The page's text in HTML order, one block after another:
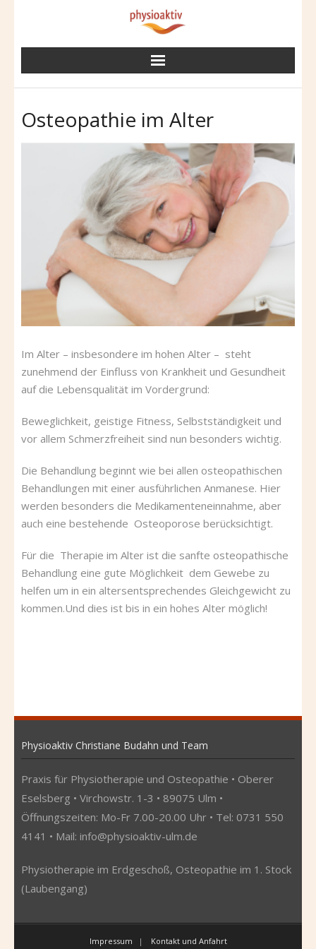
Osteopathie im Alter
Im Alter – insbesondere im hohen Alter – steht
zunehmend der Einfluss von Krankheit und Gesundheit
auf die Lebensqualität im Vordergrund:
Beweglichkeit, geistige Fitness, Selbstständigkeit und
vor allem Schmerzfreiheit sind nun besonders wichtig.
Die Behandlung beginnt wie bei allen osteopathischen
Behandlungen mit einer ausführlichen Anmanese. Hier
werden besonders die Medikamenteneinnahme, aber
auch eine bestehende Osteoporose berücksichtigt.
Für die Therapie im Alter ist die sanfte osteopathische
Behandlung eine gute Möglichkeit dem Gewebe zu
helfen um in ein altersentsprechendes Gleichgewicht zu
kommen.Und dies ist bis in ein hohes Alter möglich!
Physioaktiv Christiane Budahn und Team
Praxis für Physiotherapie und Osteopathie • Oberer
Eselsberg • Virchowstr. 1-3 • 89075 Ulm •
Öffnungszeiten: Mo-Fr 7.00-20.00 Uhr • Tel: 0731 550
4141 • Mail: info@physioaktiv-ulm.de
Physiotherapie im Erdgeschoß, Osteopathie im 1. Stock
(Laubengang)
Impressum Kontakt und Anfahrt